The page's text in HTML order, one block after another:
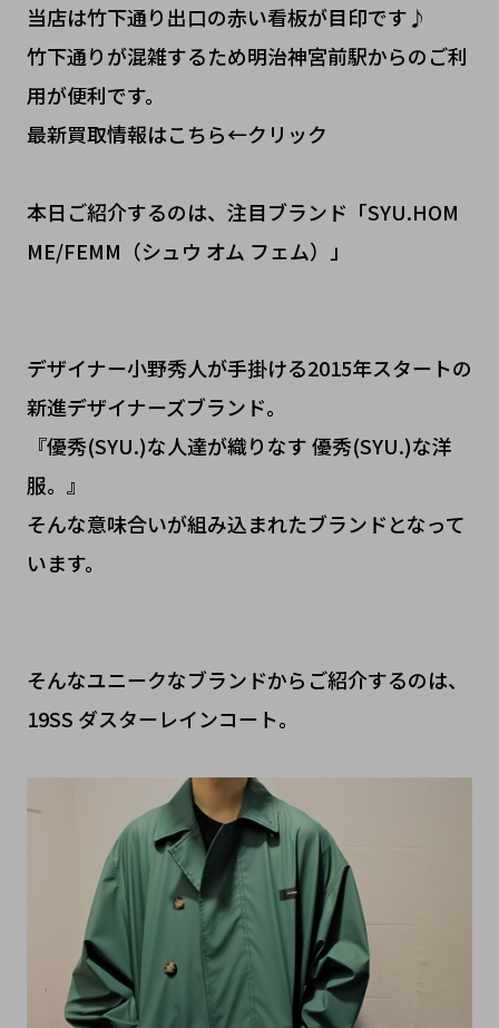
当店は竹下通り出口の赤い看板が目印です♪
竹下通りが混雑するため明治神宮前駅からのご利
用が便利です。
最新買取情報はこちら←クリック
本日ご紹介するのは、注目ブランド「SYU.HOM
ME/FEMM（シュウ オム フェム）」
デザイナー小野秀人が手掛ける2015年スタートの
新進デザイナーズブランド。
『優秀(SYU.)な人達が織りなす 優秀(SYU.)な洋
服。』
そんな意味合いが組み込まれたブランドとなって
います。
そんなユニークなブランドからご紹介するのは、
19SS ダスターレインコート。